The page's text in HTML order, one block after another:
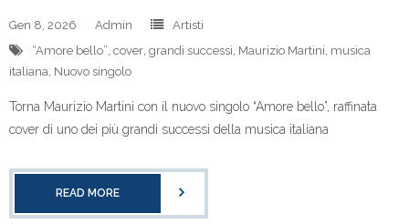
Gen 8, 2026 Admin
Artisti
“Amore bello” cover grandi successi Maurizio Martini musica
italiana Nuovo singolo
Torna Maurizio Martini con il nuovo singolo “Amore bello”, raffinata
cover di uno dei più grandi successi della musica italiana
READ MORE